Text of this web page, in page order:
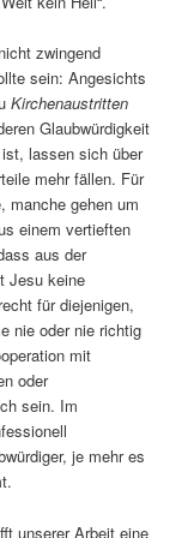
zwingend
sein: Angesichts
Kirchenaustritten
Glaubwürdigkeit
lassen sich über
mehr fällen. Für
manche gehen um
einem vertieften
aus der
Jesu keine
für diejenigen,
nie oder nie richtig
mit
oder
sein. Im
je mehr es
unserer Arbeit eine